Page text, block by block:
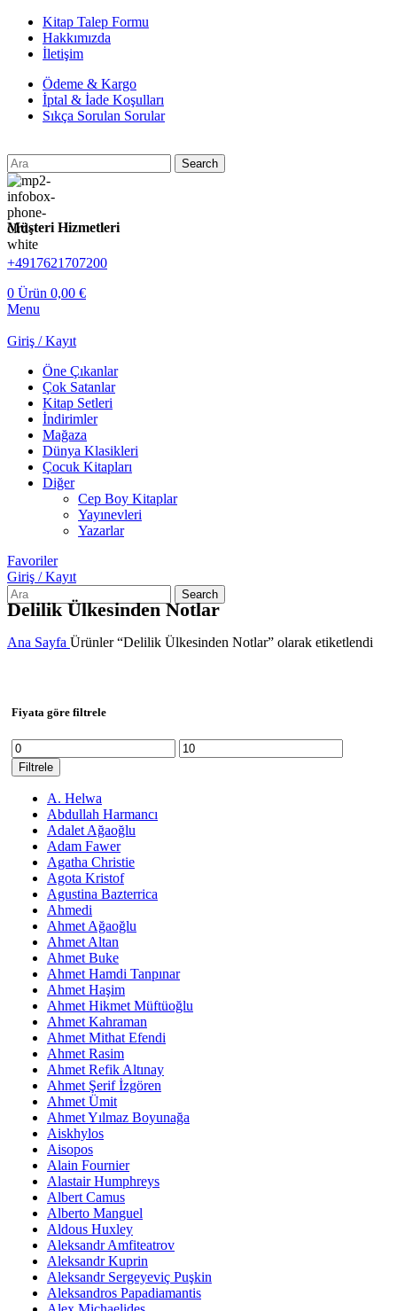
Kitap Talep Formu
Hakkımızda
İletişim
Ödeme & Kargo
İptal & İade Koşulları
Sıkça Sorulan Sorular
Search
Müşteri Hizmetleri
+4917621707200
0 Ürün 0,00 €
Menu
Giriş / Kayıt
Öne Çıkanlar
Çok Satanlar
Kitap Setleri
İndirimler
Mağaza
Dünya Klasikleri
Çocuk Kitapları
Diğer
Cep Boy Kitaplar
Yayınevleri
Yazarlar
Favoriler
Giriş / Kayıt
Search
Delilik Ülkesinden Notlar
Ana Sayfa Ürünler “Delilik Ülkesinden Notlar” olarak etiketlendi
Fiyata göre filtrele
En
düşük
fiyat
En
yüksek
Filtrele
A. Helwa
Abdullah Harmancı
Adalet Ağaoğlu
Adam Fawer
Agatha Christie
Agota Kristof
Agustina Bazterrica
Ahmedi
Ahmet Ağaoğlu
Ahmet Altan
Ahmet Buke
Ahmet Hamdi Tanpınar
Ahmet Haşim
Ahmet Hikmet Müftüoğlu
Ahmet Kahraman
Ahmet Mithat Efendi
Ahmet Rasim
Ahmet Refik Altınay
Ahmet Şerif İzgören
Ahmet Ümit
Ahmet Yılmaz Boyunağa
Aiskhylos
Aisopos
Alain Fournier
Alastair Humphreys
Albert Camus
Alberto Manguel
Aldous Huxley
Aleksandr Amfiteatrov
Aleksandr Kuprin
Aleksandr Sergeyeviç Puşkin
Aleksandros Papadiamantis